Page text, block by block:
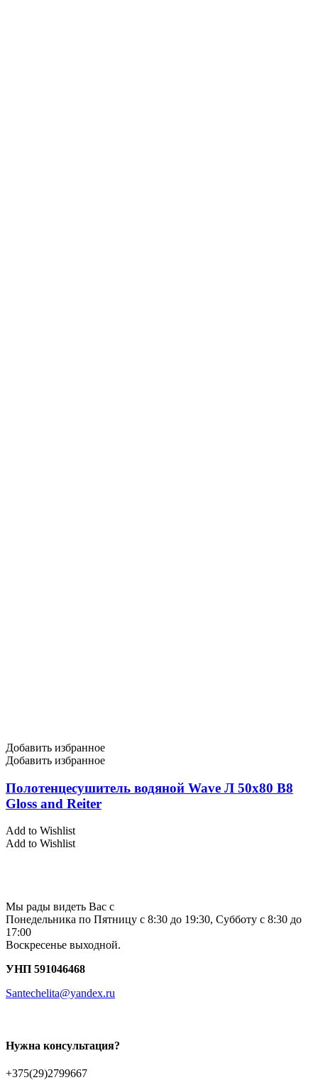
Добавить избранное
Добавить избранное
Полотенцесушитель водяной Wave Л 50х80 В8
Gloss and Reiter
Add to Wishlist
Add to Wishlist
Мы рады видеть Вас с
Понедельника по Пятницу с 8:30 до 19:30, Субботу с 8:30 до
17:00
Воскресенье выходной.
УНП 591046468
Santechelita@yandex.ru
Нужна консультация?
+375(29)2799667